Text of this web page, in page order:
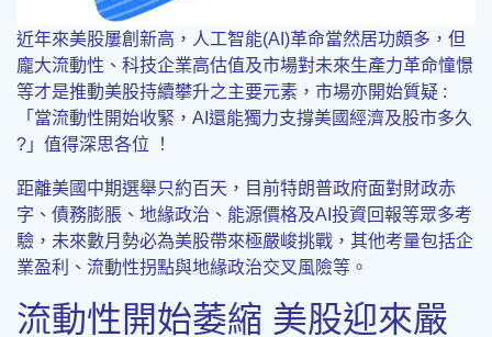
近年來美股屢創新高，人工智能(AI)革命當然居功頗多，但
龐大流動性、科技企業高估值及市場對未來生產力革命憧憬
等才是推動美股持續攀升之主要元素，市場亦開始質疑 :
「當流動性開始收緊，AI還能獨力支撐美國經濟及股市多久
?」值得深思各位 ！
距離美國中期選舉只約百天，目前特朗普政府面對財政赤
字、債務膨脹、地緣政治、能源價格及AI投資回報等眾多考
驗，未來數月勢必為美股帶來極嚴峻挑戰，其他考量包括企
業盈利、流動性拐點與地緣政治交叉風險等。
流動性開始萎縮 美股迎來嚴